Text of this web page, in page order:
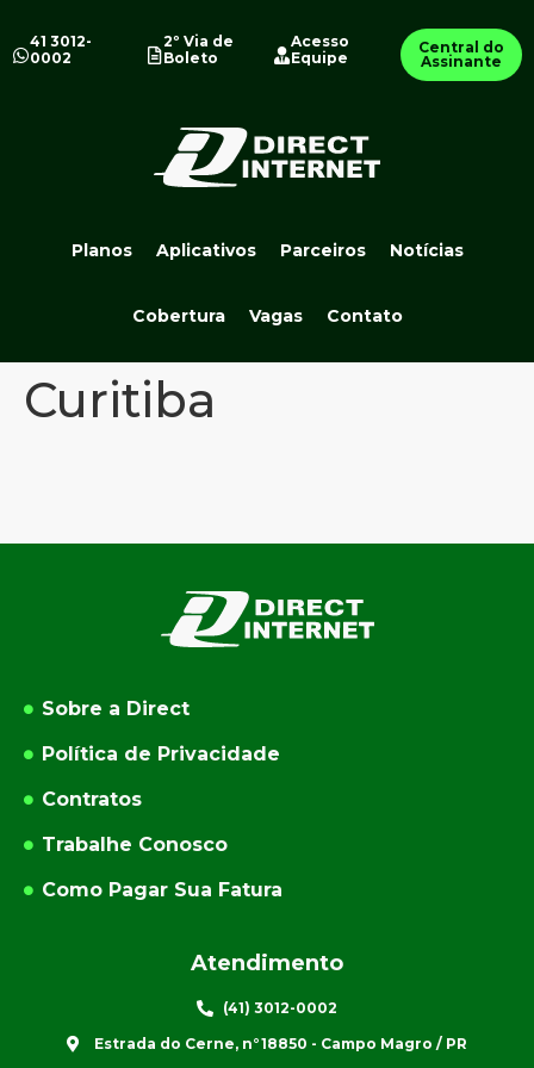
41 3012-
0002
2º Via de
Boleto
Acesso
Equipe
Central do
Assinante
Planos Aplicativos Parceiros Notícias
Cobertura Vagas Contato
Curitiba
Sobre a Direct
Política de Privacidade
Contratos
Trabalhe Conosco
Como Pagar Sua Fatura
Atendimento
(41) 3012-0002
Estrada do Cerne, n°18850 - Campo Magro / PR